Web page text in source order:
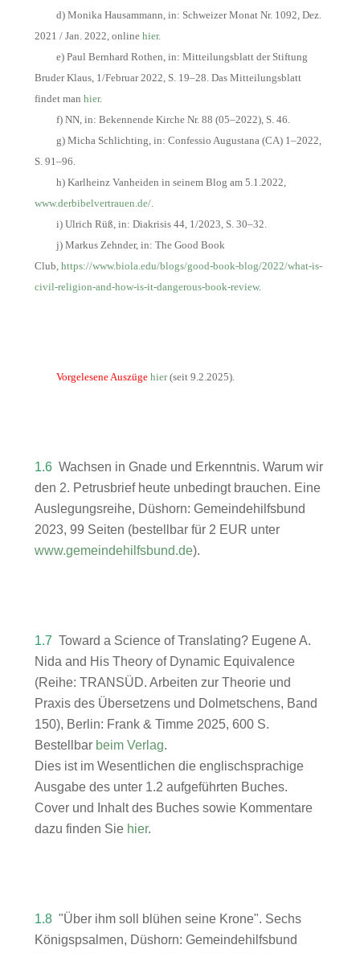
d) Monika Hausammann, in: Schweizer Monat Nr. 1092, Dez.
2021 / Jan. 2022, online hier.
e) Paul Bernhard Rothen, in: Mitteilungsblatt der Stiftung
Bruder Klaus, 1/Februar 2022, S. 19–28. Das Mitteilungsblatt
findet man hier.
f) NN, in: Bekennende Kirche Nr. 88 (05–2022), S. 46.
g) Micha Schlichting, in: Confessio Augustana (CA) 1–2022,
S. 91–96.
h) Karlheinz Vanheiden in seinem Blog am 5.1.2022,
www.derbibelvertrauen.de/.
i) Ulrich Rüß, in: Diakrisis 44, 1/2023, S. 30–32.
j) Markus Zehnder, in: The Good Book
Club, https://www.biola.edu/blogs/good-book-blog/2022/what-is-
civil-religion-and-how-is-it-dangerous-book-review.
Vorgelesene Auszüge hier(seit 9.2.2025).
1.6Wachsen in Gnade und Erkenntnis. Warum wir
den 2. Petrusbrief heute unbedingt brauchen. Eine
Auslegungsreihe, Düshorn: Gemeindehilfsbund
2023, 99 Seiten (bestellbar für 2 EUR unter
www.gemeindehilfsbund.de).
1.7 Toward a Science of Translating? Eugene A.
Nida and His Theory of Dynamic Equivalence
(Reihe: TRANSÜD. Arbeiten zur Theorie und
Praxis des Übersetzens und Dolmetschens, Band
150), Berlin: Frank & Timme 2025, 600 S.
Bestellbar beim Verlag.
Dies ist im Wesentlichen die englischsprachige
Ausgabe des unter 1.2 aufgeführten Buches.
Cover und Inhalt des Buches sowie Kommentare
dazu finden Sie hier.
1.8"Über ihm soll blühen seine Krone". Sechs
Königspsalmen, Düshorn: Gemeindehilfsbund